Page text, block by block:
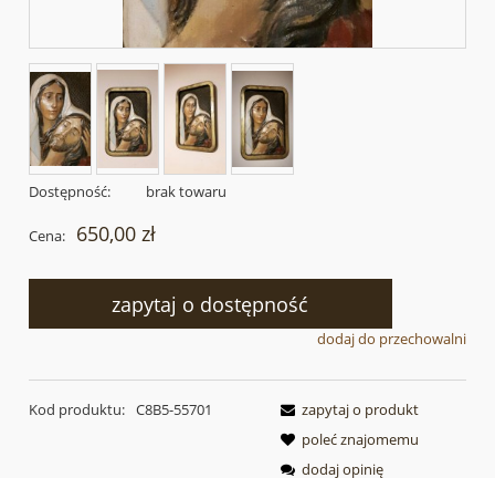
Dostępność: brak towaru
Cena: 650,00 zł
zapytaj o dostępność
dodaj do przechowalni
Kod produktu: C8B5-55701
zapytaj o produkt
poleć znajomemu
dodaj opinię